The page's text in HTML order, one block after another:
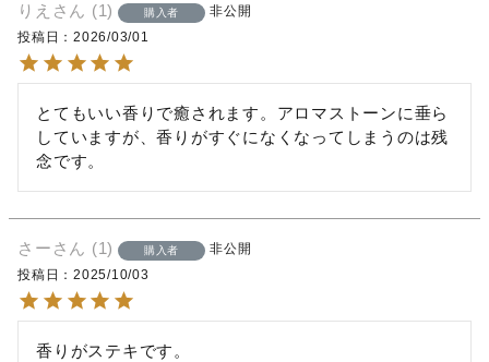
りえ 1 購入者
非公開
投稿日
2026/03/01
とてもいい香りで癒されます。アロマストーンに垂ら
していますが、香りがすぐになくなってしまうのは残
念です。
さー 1 購入者
非公開
投稿日
2025/10/03
香りがステキです。